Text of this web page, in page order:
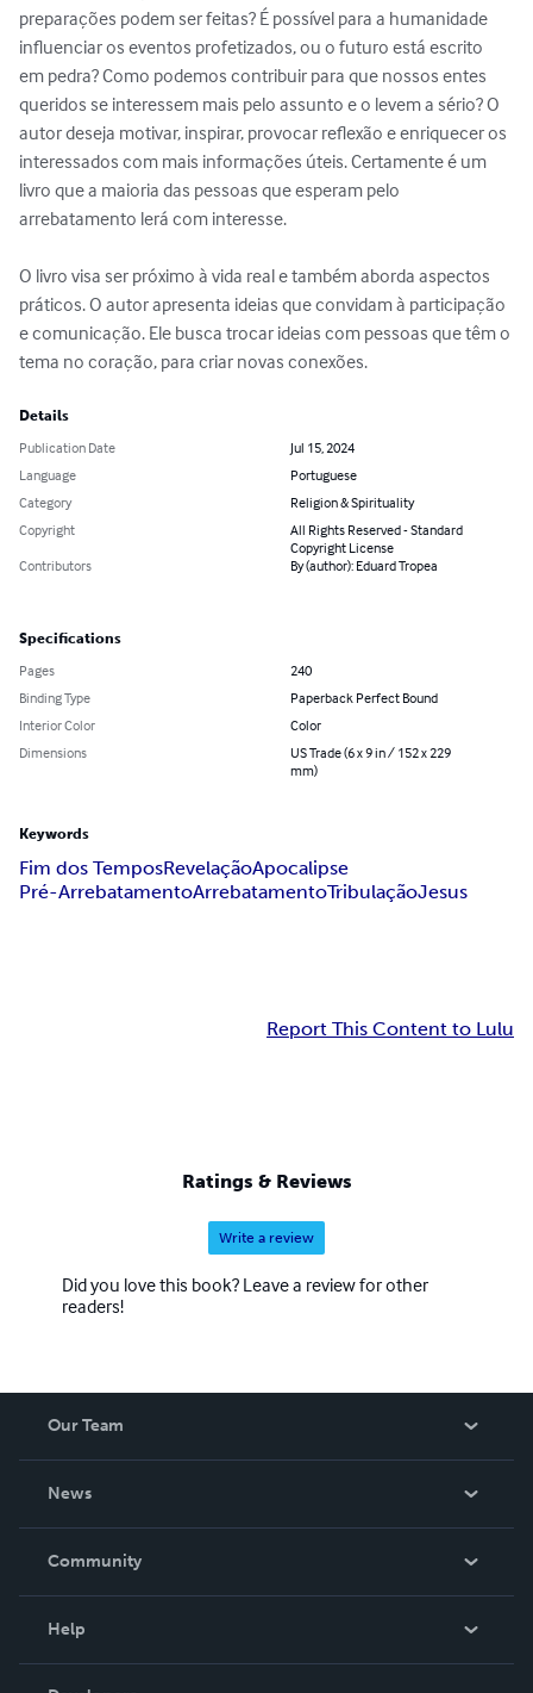
preparações podem ser feitas? É possível para a humanidade
influenciar os eventos profetizados, ou o futuro está escrito
em pedra? Como podemos contribuir para que nossos entes
queridos se interessem mais pelo assunto e o levem a sério? O
autor deseja motivar, inspirar, provocar reflexão e enriquecer os
interessados com mais informações úteis. Certamente é um
livro que a maioria das pessoas que esperam pelo
arrebatamento lerá com interesse.
O livro visa ser próximo à vida real e também aborda aspectos
práticos. O autor apresenta ideias que convidam à participação
e comunicação. Ele busca trocar ideias com pessoas que têm o
tema no coração, para criar novas conexões.
Details
Publication Date
Jul 15, 2024
Language
Portuguese
Category
Religion & Spirituality
Copyright
All Rights Reserved - Standard
Copyright License
Contributors
By (author): Eduard Tropea
Specifications
Pages
240
Binding Type
Paperback Perfect Bound
Interior Color
Color
Dimensions
US Trade (6 x 9 in / 152 x 229
mm)
Keywords
Fim dos TemposRevelaçãoApocalipse
Pré-ArrebatamentoArrebatamentoTribulaçãoJesus
Report This Content to Lulu
Ratings & Reviews
Write a review
Did you love this book? Leave a review for other
readers!
Our Team
News
In The News
Community
Help
Order Lookup